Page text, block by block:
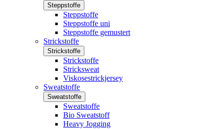
Steppstoffe
Steppstoffe
Steppstoffe uni
Steppstoffe gemustert
Strickstoffe
Strickstoffe
Strickstoffe
Stricksweat
Viskosestrickjersey
Sweatstoffe
Sweatstoffe
Sweatstoffe
Bio Sweatstoff
Heavy Jogging